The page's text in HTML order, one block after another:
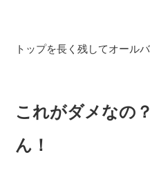
トップを長く残してオール
これがダメなの
ん！